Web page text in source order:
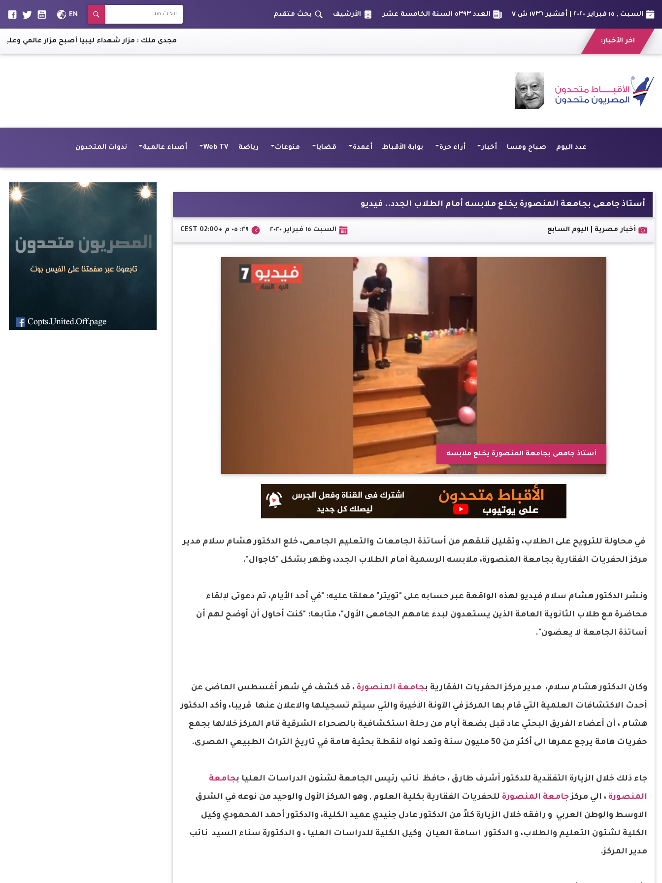
السبت , ١٥ فبراير ٢٠٢٠ | أمشير ١٧٣٦ ش ٧ العدد ٥٣٩٣ السنة الخامسة عشر الأرشيف بحث متقدم EN
اخر الأخبار: مجدى ملك : مزار شهداء ليبيا أصبح مزار عالمي وعلينا
عدد اليوم صباح ومسا أخبار أراء حرة بوابة الأقباط أعمدة قضايا منوعات رياضة Web TV أصداء عالمية ندوات المتحدون
أستاذ جامعى بجامعة المنصورة يخلع ملابسه أمام الطلاب الجدد.. فيديو
أخبار مصرية | اليوم السابع السبت ١٥ فبراير ٢٠٢٠ ٢٩: ٠٥ م +02:00 CEST
أستاذ جامعى بجامعة المنصورة يخلع ملابسه
في محاولة للترويح على الطلاب، وتقليل قلقهم من أساتذة الجامعات والتعليم الجامعى، خلع الدكتور هشام سلام مدير
مركز الحفريات الفقارية بجامعة المنصورة، ملابسه الرسمية أمام الطلاب الجدد، وظهر بشكل "كاجوال".
ونشر الدكتور هشام سلام فيديو لهذه الواقعة عبر حسابه على "تويتر" معلقا عليه: "في أحد الأيام، تم دعوتى لإلقاء
محاضرة مع طلاب الثانوية العامة الذين يستعدون لبدء عامهم الجامعى الأول"، متابعا: "كنت أحاول أن أوضح لهم أن
أساتذة الجامعة لا يعضون".
وكان الدكتور هشام سلام، مدير مركز الحفريات الفقارية بجامعة المنصورة ، قد كشف في شهر أغسطس الماضى عن
أحدث الاكتشافات العلمية التي قام بها المركز في الآونة الأخيرة والتي سيتم تسجيلها والاعلان عنها قريبا، وأكد الدكتور
هشام ، أن أعضاء الفريق البحثي عاد قبل بضعة أيام من رحلة استكشافية بالصحراء الشرقية قام المركز خلالها بجمع
حفريات هامة يرجع عمرها الى أكثر من 50 مليون سنة وتعد نواه لنقطة بحثية هامة في تاريخ التراث الطبيعي المصرى.
جاء ذلك خلال الزيارة التفقدية للدكتور أشرف طارق ، حافظ نائب رئيس الجامعة لشئون الدراسات العليا بجامعة
المنصورة ، الي مركزجامعة المنصورة للحفريات الفقارية بكلية العلوم , وهو المركز الأول والوحيد من نوعه في الشرق
الاوسط والوطن العربي و رافقه خلال الزيارة كلاً من الدكتور عادل جنيدي عميد الكلية، والدكتور أحمد المحمودي وكيل
الكلية لشئون التعليم والطلاب، و الدكتور اسامة العيان وكيل الكلية للدراسات العليا ، و الدكتورة سناء السيد نائب
مدير المركز.